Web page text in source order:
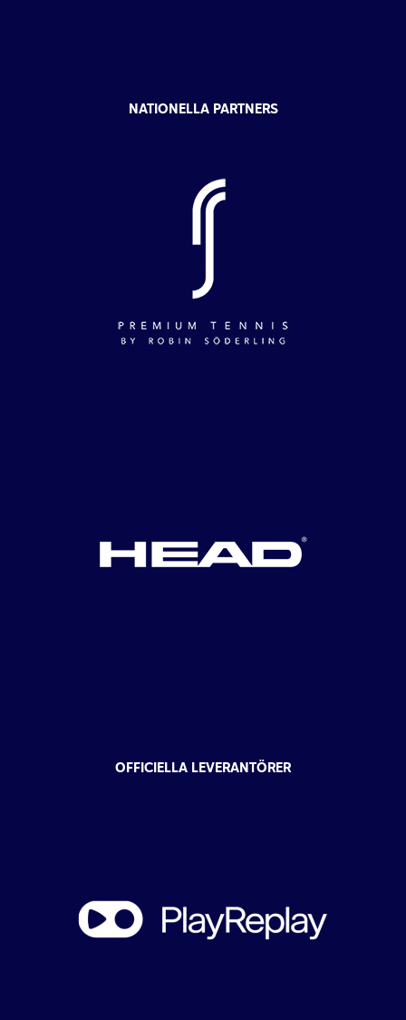
NATIONELLA PARTNERS
OFFICIELLA LEVERANTÖRER